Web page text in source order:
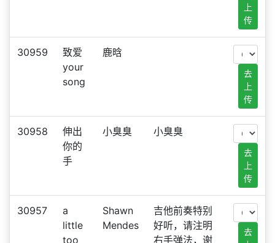
上
传
30959
致爱
your
song
鹿晗
去
上
传
30958
伸出
你的
手
小臭臭 小臭臭
去
上
传
30957
a
little
too
Shawn
Mendes
吉他前奏特别
好听，请注明
右手弹法，谢
去